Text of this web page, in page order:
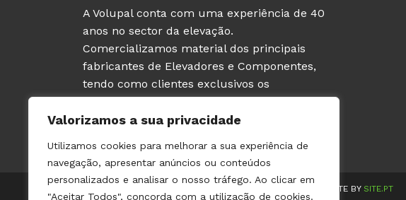
Valorizamos a sua privacidade
Utilizamos cookies para melhorar a sua experiência de
navegação, apresentar anúncios ou conteúdos
personalizados e analisar o nosso tráfego. Ao clicar em
"Aceitar Todos", concorda com a utilização de cookies.
A Volupal conta com uma experiência de 40
anos no sector da elevação.
Comercializamos material dos principais
fabricantes de Elevadores e Componentes,
tendo como clientes exclusivos os
PROFISSIONAIS deste sector (fabricantes e
instaladores de ascensores).
© 2021 VOLUPAL | TODOS OS DIREITOS RESERVADOS | WEBSITE BY SITE.PT